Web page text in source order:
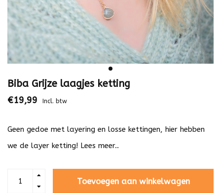
Biba Grijze laagjes ketting
€19,99 Incl. btw
Geen gedoe met layering en losse kettingen, hier hebben
we de layer ketting! Lees meer..
Toevoegen aan winkelwagen